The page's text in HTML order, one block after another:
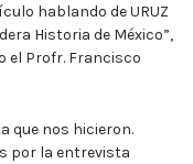
hablando de URUZ
Historia de México”,
el Profr. Francisco
que nos hicieron.
por la entrevista